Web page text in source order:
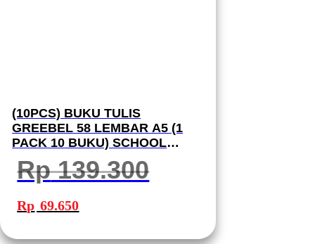
(10PCS) BUKU TULIS
GREEBEL 58 LEMBAR A5 (1
PACK 10 BUKU) SCHOOL
BOOK I BUKU TULIS GREEBEL
Rp139.300
Harga
aslinya
adalah:
Rp 69.650ini